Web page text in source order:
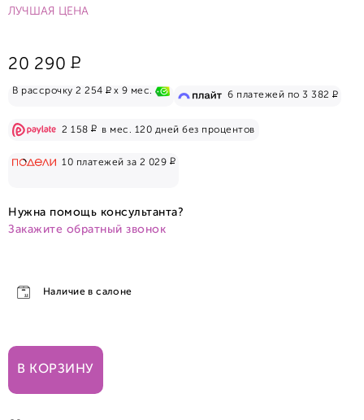
ЛУЧШАЯ ЦЕНА
20 290 Р
В рассрочку 2 254 Рx 9 мес. 6 платежей по 3 382 Р
2 158 Рв мес. 120 дней без процентов
10 платежей за 2 029 Р
Нужна помощь консультанта?
Закажите обратный звонок
Наличие в салоне
В КОРЗИНУ